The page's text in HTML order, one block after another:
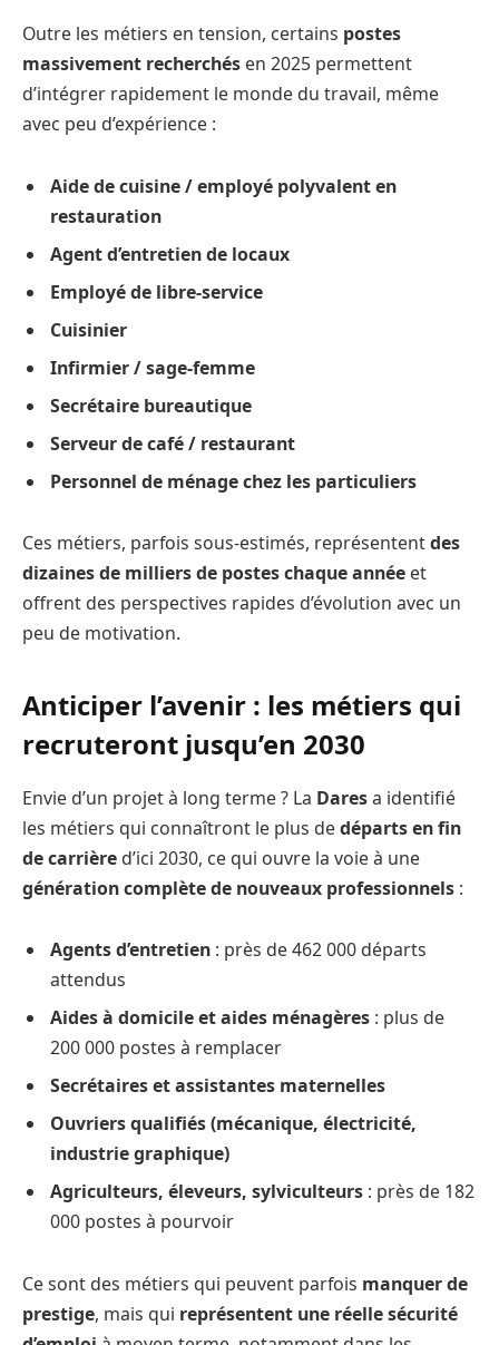
Outre les métiers en tension, certains postes
massivement recherchés en 2025 permettent
d’intégrer rapidement le monde du travail, même
avec peu d’expérience :
Aide de cuisine / employé polyvalent en
restauration
Agent d’entretien de locaux
Employé de libre-service
Cuisinier
Infirmier / sage-femme
Secrétaire bureautique
Serveur de café / restaurant
Personnel de ménage chez les particuliers
Ces métiers, parfois sous-estimés, représententdes
dizaines de milliers de postes chaque année et
offrent des perspectives rapides d’évolution avec un
peu de motivation.
Anticiper l’avenir : les métiers qui
recruteront jusqu’en 2030
Envie d’un projet à long terme ? La Daresa identifié
les métiers qui connaîtront le plus dedéparts en fin
de carrière d’ici 2030, ce qui ouvre la voie à une
génération complète de nouveaux professionnels :
Agents d’entretien : près de 462 000 départs
attendus
Aides à domicile et aides ménagères : plus de
200 000 postes à remplacer
Secrétaires et assistantes maternelles
Ouvriers qualifiés (mécanique, électricité,
industrie graphique)
Agriculteurs, éleveurs, sylviculteurs : près de 182
000 postes à pourvoir
Ce sont des métiers qui peuvent parfois manquer de
prestige, mais qui représentent une réelle sécurité